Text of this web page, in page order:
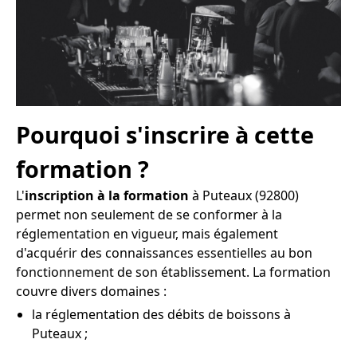
Pourquoi s'inscrire à cette
formation ?
L'inscription à la formation à Puteaux (92800)
permet non seulement de se conformer à la
réglementation en vigueur, mais également
d'acquérir des connaissances essentielles au bon
fonctionnement de son établissement. La formation
couvre divers domaines :
la réglementation des débits de boissons à
Puteaux ;